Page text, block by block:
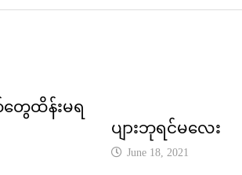
ေထိန်းမရ
ပျားဘုရင်မလေး
June 18, 2021